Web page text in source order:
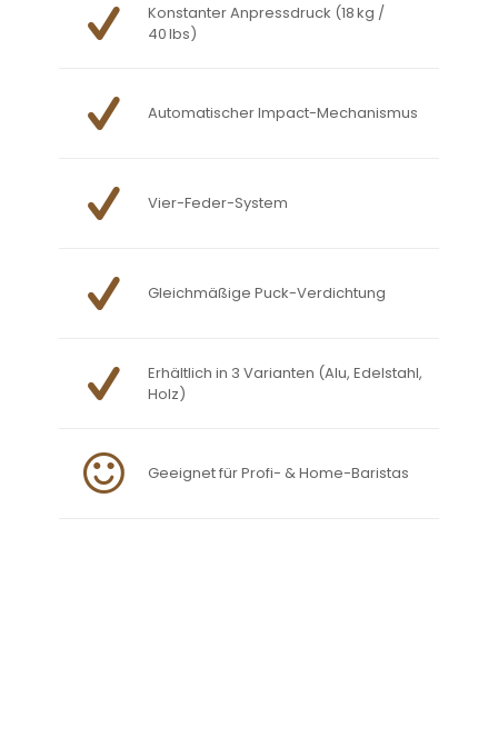
Konstanter Anpressdruck (18 kg /
40 lbs)
Automatischer Impact-Mechanismus
Vier-Feder-System
Gleichmäßige Puck-Verdichtung
Erhältlich in 3 Varianten (Alu, Edelstahl,
Holz)
Geeignet für Profi- & Home-Baristas